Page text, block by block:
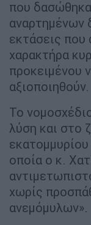
που
αναρτημένων
εκτάσεις
χαρακτήρα
προκειμένου
αξιοποιηθούν.
Το
λύση και στο
οποία ο κ.
χωρίς
ανεμόμυλων».